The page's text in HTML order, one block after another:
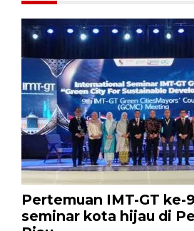
Pertemuan IMT-GT ke-
seminar kota hijau di